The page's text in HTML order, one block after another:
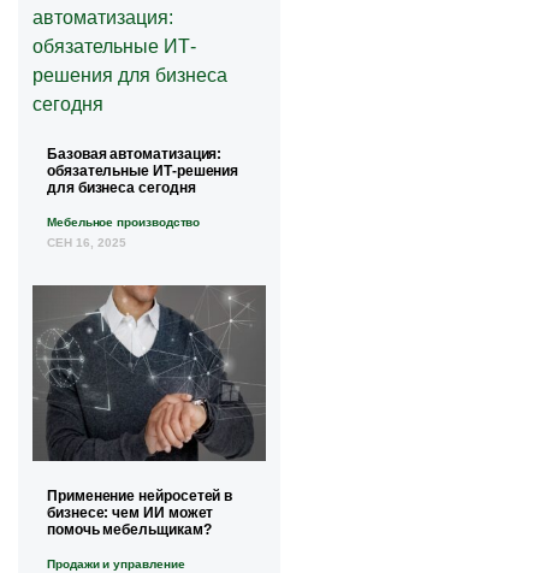
Базовая автоматизация:
обязательные ИТ-решения
для бизнеса сегодня
Мебельное производство
СЕН 16, 2025
Применение нейросетей в
бизнесе: чем ИИ может
помочь мебельщикам?
Продажи и управление